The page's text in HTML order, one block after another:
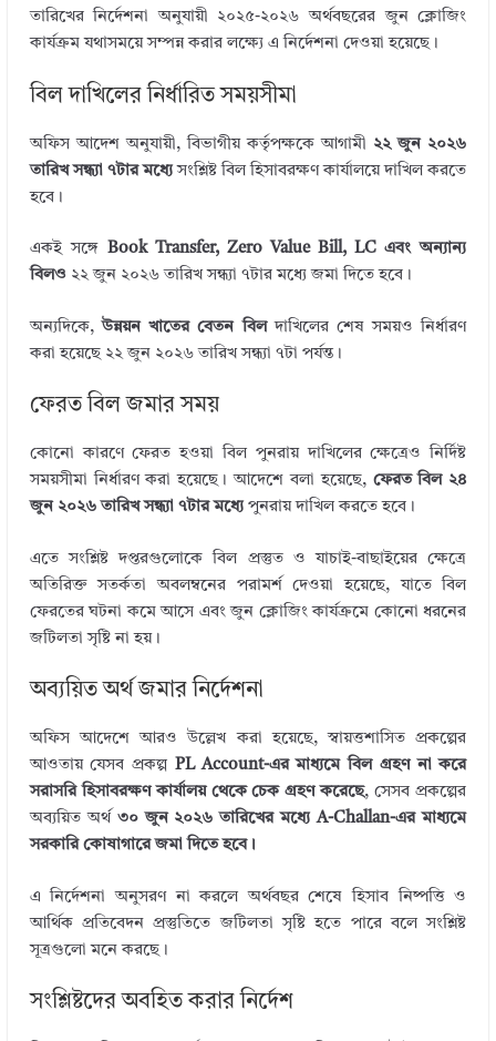
তারিখের নির্দেশনা অনুযায়ী ২০২৫-২০২৬ অর্থবছরের জুন ক্লোজিং
কার্যক্রম যথাসময়ে সম্পন্ন করার লক্ষ্যে এ নির্দেশনা দেওয়া হয়েছে।
বিল দাখিলের নির্ধারিত সময়সীমা
অফিস আদেশ অনুযায়ী, বিভাগীয় কর্তৃপক্ষকে আগামী ২২ জুন ২০২৬
তারিখ সন্ধ্যা ৭টার মধ্যেসংশ্লিষ্ট বিল হিসাবরক্ষণ কার্যালয়ে দাখিল করতে
হবে।
একই সঙ্গে Book Transfer, Zero Value Bill, LC এবং অন্যান্য
বিলও ২২ জুন ২০২৬ তারিখ সন্ধ্যা ৭টার মধ্যে জমা দিতে হবে।
অন্যদিকে,উন্নয়ন খাতের বেতন বিলদাখিলের শেষ সময়ও নির্ধারণ
করা হয়েছে ২২ জুন ২০২৬ তারিখ সন্ধ্যা ৭টা পর্যন্ত।
ফেরত বিল জমার সময়
কোনো কারণে ফেরত হওয়া বিল পুনরায় দাখিলের ক্ষেত্রেও নির্দিষ্ট
সময়সীমা নির্ধারণ করা হয়েছে। আদেশে বলা হয়েছে, ফেরত বিল ২৪
জুন ২০২৬ তারিখ সন্ধ্যা ৭টার মধ্যেপুনরায় দাখিল করতে হবে।
এতে সংশ্লিষ্ট দপ্তরগুলোকে বিল প্রস্তুত ও যাচাই-বাছাইয়ের ক্ষেত্রে
অতিরিক্ত সতর্কতা অবলম্বনের পরামর্শ দেওয়া হয়েছে, যাতে বিল
ফেরতের ঘটনা কমে আসে এবং জুন ক্লোজিং কার্যক্রমে কোনো ধরনের
জটিলতা সৃষ্টি না হয়।
অব্যয়িত অর্থ জমার নির্দেশনা
অফিস আদেশে আরও উল্লেখ করা হয়েছে, স্বায়ত্তশাসিত প্রকল্পের
আওতায় যেসব প্রকল্প PL Account-এর মাধ্যমে বিল গ্রহণ না করে
সরাসরি হিসাবরক্ষণ কার্যালয় থেকে চেক গ্রহণ করেছে, সেসব প্রকল্পের
অব্যয়িত অর্থ ৩০ জুন ২০২৬ তারিখের মধ্যে A-Challan-এর মাধ্যমে
সরকারি কোষাগারে জমা দিতে হবে।
এ নির্দেশনা অনুসরণ না করলে অর্থবছর শেষে হিসাব নিষ্পত্তি ও
আর্থিক প্রতিবেদন প্রস্তুতিতে জটিলতা সৃষ্টি হতে পারে বলে সংশ্লিষ্ট
সূত্রগুলো মনে করছে।
সংশ্লিষ্টদের অবহিত করার নির্দেশ